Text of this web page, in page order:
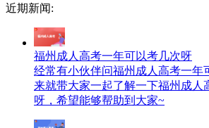
近期新闻:
福州成人高考一年可以考几次呀
经常有小伙伴问福州成人高考一年
来就带大家一起了解一下福州成人
呀，希望能够帮助到大家~